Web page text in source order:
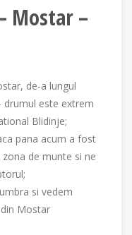
Mostar –
de-a lungul
drumul este extrem
Blidinje;
pana acum a fost
de munte si ne
si vedem
Mostar